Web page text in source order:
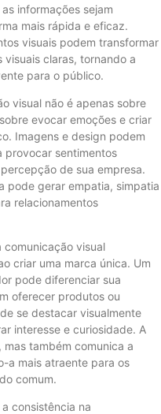
informações sejam
mais rápida e eficaz.
visuais podem transformar
claras, tornando a
para o público.
visual não é apenas sobre
evocar emoções e criar
Imagens e design podem
provocar sentimentos
de sua empresa.
pode gerar empatia, simpatia
relacionamentos
comunicação visual
criar uma marca única. Um
pode diferenciar sua
oferecer produtos ou
se destacar visualmente
interesse e curiosidade. A
também comunica a
a mais atraente para os
comum.
a consistência na